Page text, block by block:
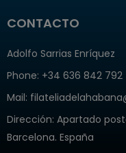
CONTACTO
Adolfo Sarrias Enríquez
Phone: +34 636 842 792
Mail:
Dirección: Apartado
Barcelona. España